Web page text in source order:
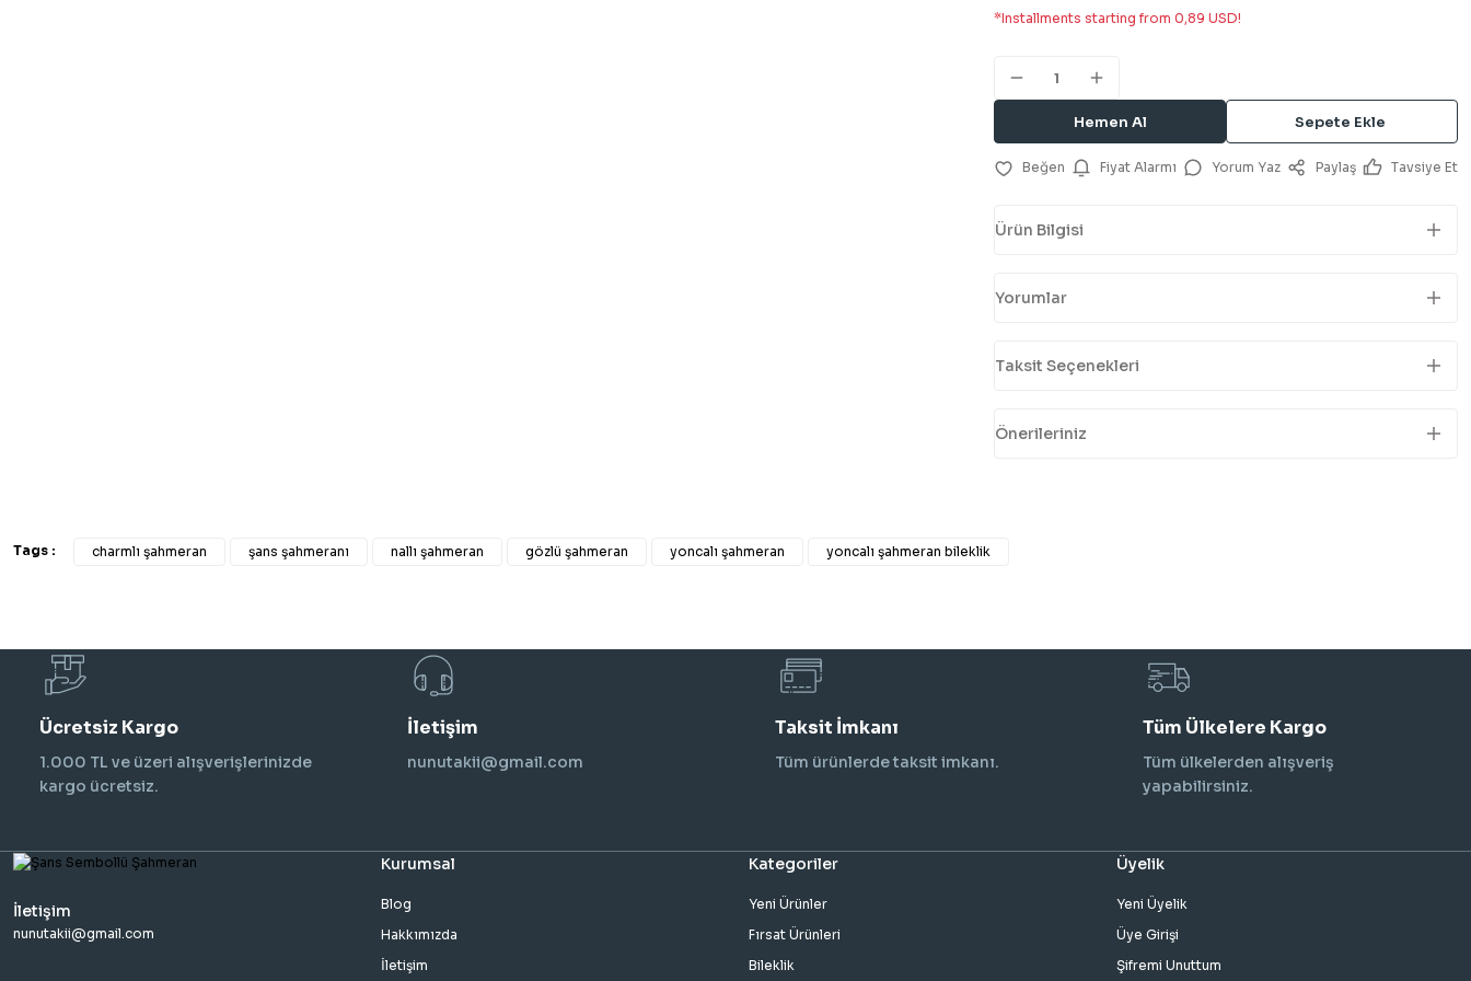
*Installments starting from 0,89 USD!
Hemen Al Sepete Ekle
Fiyat Alarmı Yorum Yaz Paylaş Tavsiye Et
Ürün Bilgisi
Yorumlar
Taksit Seçenekleri
Önerileriniz
Tags : charmlı şahmeran şans şahmeranı nallı şahmeran gözlü şahmeran yoncalı şahmeran yoncalı şahmeran bileklik
Ücretsiz Kargo
1.000 TL ve üzeri alışverişlerinizde
kargo ücretsiz.
İletişim
nunutakii@gmail.com
Taksit İmkanı
Tüm ürünlerde taksit imkanı.
Tüm Ülkelere Kargo
Tüm ülkelerden alışveriş
yapabilirsiniz.
İletişim
nunutakii@gmail.com
Kurumsal
Blog
Hakkımızda
İletişim
Kategoriler
Yeni Ürünler
Fırsat Ürünleri
Bileklik
Üyelik
Yeni Üyelik
Üye Girişi
Şifremi Unuttum